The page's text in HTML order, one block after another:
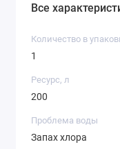
Все
Количество в
1
Ресурс, л
200
Проблема воды
Запах хлора